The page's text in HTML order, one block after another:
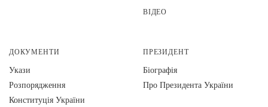
ВІДЕО
ДОКУМЕНТИ
Укази
Розпорядження
Конституція України
ПРЕЗИДЕНТ
Біографія
Про Президента України